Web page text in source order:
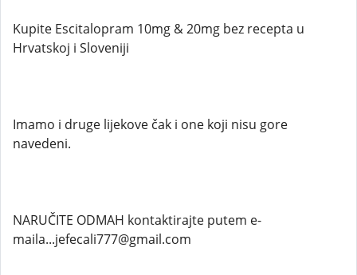
Kupite Escitalopram 10mg & 20mg bez recepta u
Hrvatskoj i Sloveniji
Imamo i druge lijekove čak i one koji nisu gore
navedeni.
NARUČITE ODMAH kontaktirajte putem e-
maila...jefecali777@gmail.com